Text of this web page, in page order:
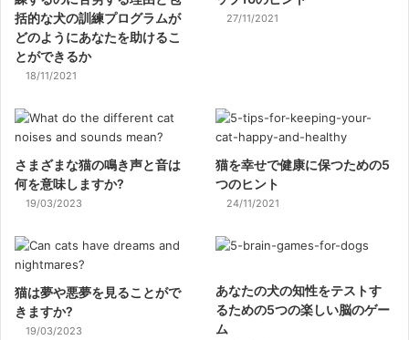
括的な犬の訓練プログラムが
どのようにあなたを助けるこ
とができるか
18/11/2021
27/11/2021
さまざまな猫の鳴き声と音は
何を意味しますか?
19/03/2023
猫を幸せで健康に保つための5
つのヒント
24/11/2021
猫は夢や悪夢を見ることがで
きますか?
19/03/2023
あなたの犬の知性をテストす
るための5つの楽しい脳のゲー
ム